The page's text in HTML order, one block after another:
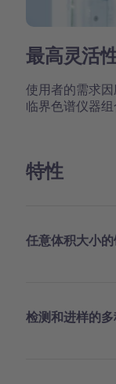
最高灵活
使用者的需求
临界色谱仪器
特性
任意体积大小
检测和进样的